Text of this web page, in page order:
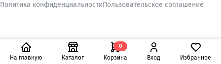
На главную Каталог
0
Корзина Вход Избранное
Политика конфиденциальностиПользовательское соглашение